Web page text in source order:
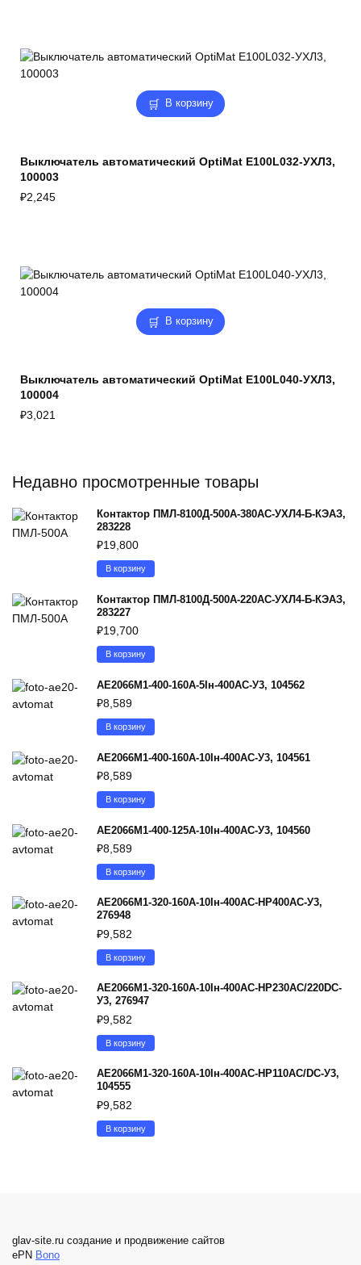
В корзину
Выключатель автоматический OptiMat E100L032-УХЛ3,
100003
₽2,245
В корзину
Выключатель автоматический OptiMat E100L040-УХЛ3,
100004
₽3,021
Недавно просмотренные товары
Контактор ПМЛ-8100Д-500А-380AC-УХЛ4-Б-КЭАЗ,
283228
₽19,800
В корзину
Контактор ПМЛ-8100Д-500А-220AC-УХЛ4-Б-КЭАЗ,
283227
₽19,700
В корзину
АЕ2066М1-400-160А-5Iн-400AC-У3, 104562
₽8,589
В корзину
АЕ2066М1-400-160А-10Iн-400AC-У3, 104561
₽8,589
В корзину
АЕ2066М1-400-125А-10Iн-400AC-У3, 104560
₽8,589
В корзину
АЕ2066М1-320-160А-10Iн-400AC-НР400AC-У3,
276948
₽9,582
В корзину
АЕ2066М1-320-160А-10Iн-400AC-НР230AC/220DC-
У3, 276947
₽9,582
В корзину
АЕ2066М1-320-160А-10Iн-400AC-НР110AC/DC-У3,
104555
₽9,582
В корзину
glav-site.ru создание и продвижение сайтов
ePN Bono